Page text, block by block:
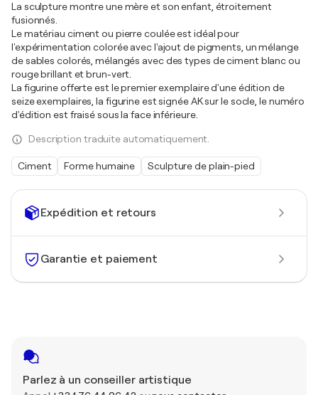
Expédition et retours
Garantie et paiement
Parlez à un conseiller artistique
La sculpture montre une mère et son enfant, étroitement
fusionnés.
Le matériau ciment ou pierre coulée est idéal pour
l'expérimentation colorée avec l'ajout de pigments, un mélange
de sables colorés, mélangés avec des types de ciment blanc ou
rouge brillant et brun-vert.
La figurine offerte est le premier exemplaire d'une édition de
seize exemplaires, la figurine est signée AK sur le socle, le numéro
d'édition est fraisé sous la face inférieure.
Description traduite automatiquement.
Ciment Forme humaine Sculpture de plain-pied